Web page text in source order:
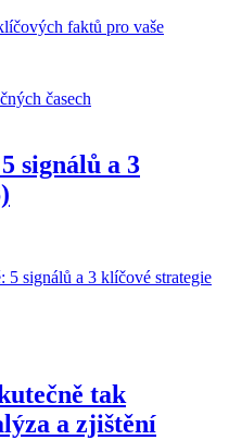
faktů pro vaše
signálů a 3
5 signálů a 3 klíčové strategie
tak
a zjištění